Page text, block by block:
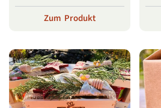
Zum Produkt